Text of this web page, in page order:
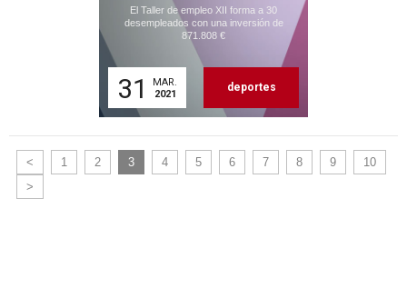
El Taller de empleo XII forma a 30
desempleados con una inversión de
871.808 €
31
MAR.
2021
deportes
< 1 2 3 4 5 6 7 8 9
10
>